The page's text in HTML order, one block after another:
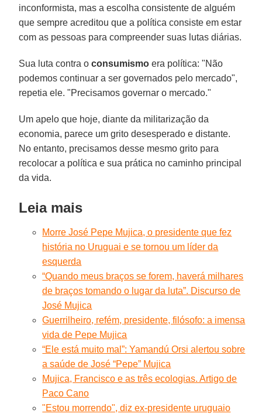
inconformista, mas a escolha consistente de alguém
que sempre acreditou que a política consiste em estar
com as pessoas para compreender suas lutas diárias.
Sua luta contra oconsumismo era política: "Não
podemos continuar a ser governados pelo mercado",
repetia ele. "Precisamos governar o mercado."
Um apelo que hoje, diante da militarização da
economia, parece um grito desesperado e distante.
No entanto, precisamos desse mesmo grito para
recolocar a política e sua prática no caminho principal
da vida.
Leia mais
Morre José Pepe Mujica, o presidente que fez
história no Uruguai e se tornou um líder da
esquerda
“Quando meus braços se forem, haverá milhares
de braços tomando o lugar da luta”. Discurso de
José Mujica
Guerrilheiro, refém, presidente, filósofo: a imensa
vida de Pepe Mujica
“Ele está muito mal”: Yamandú Orsi alertou sobre
a saúde de José “Pepe” Mujica
Mujica, Francisco e as três ecologias. Artigo de
Paco Cano
"Estou morrendo", diz ex-presidente uruguaio